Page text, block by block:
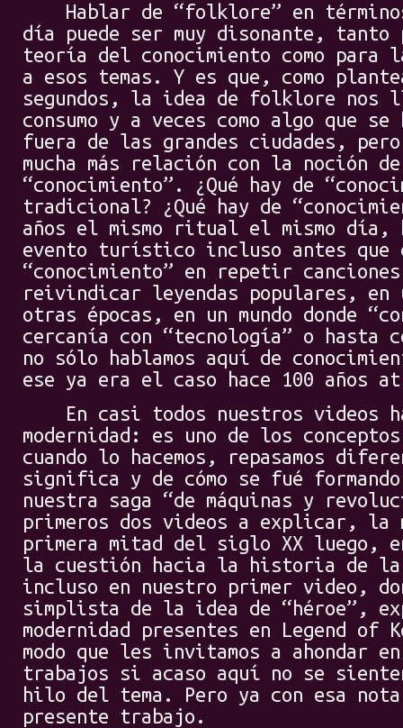
Hablar de “folklore” en términos
día puede ser muy disonante, tanto
teoría del conocimiento como para
a esos temas. Y es que, como
segundos, la idea de folklore nos
consumo y a veces como algo que
fuera de las grandes ciudades, pero
mucha más relación con la noción
“conocimiento”. ¿Qué hay de
tradicional? ¿Qué hay de
años el mismo ritual el mismo día,
evento turístico incluso antes que
“conocimiento” en repetir
reivindicar leyendas populares,
otras épocas, en un mundo donde
cercanía con “tecnología” o hasta
no sólo hablamos aquí de
ese ya era el caso hace 100 años
En casi todos nuestros videos
modernidad: es uno de los
cuando lo hacemos, repasamos
significa y de cómo se fué
nuestra saga “de máquinas y
primeros dos videos a explicar, la
primera mitad del siglo XX luego,
la cuestión hacia la historia de
incluso en nuestro primer video,
simplista de la idea de “héroe”,
modernidad presentes en Legend
modo que les invitamos a ahondar
trabajos si acaso aquí no se
hilo del tema. Pero ya con esa
presente trabajo.